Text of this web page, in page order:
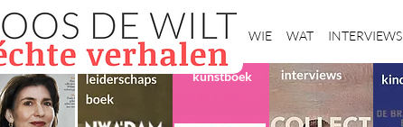
Home WIE WAT INTERVIEWS
kunstboek